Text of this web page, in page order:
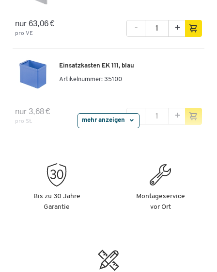
nur 63,06 €
pro VE
- +
Einsatzkasten EK 111, blau
Artikelnummer: 35100
nur 3,68 €
pro St.
- +
Artikelnummer:
nur 4,99 €
mehr anzeigen
Bis zu 30 Jahre
Garantie
Montageservice
vor Ort